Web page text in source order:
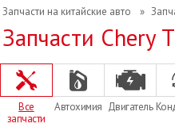
Запчасти на китайские авто »
Запчасти Chery
Все
запчасти
Автохимия Двигатель